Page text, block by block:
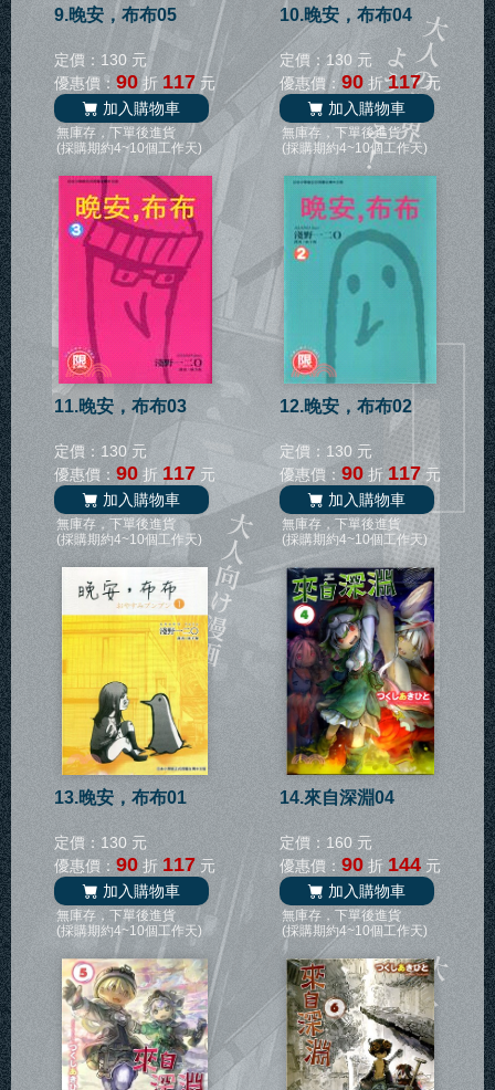
9.晚安，布布05
定價：130 元
優惠價： 90折 117 元
加入購物車
無庫存，下單後進貨
(採購期約4~10個工作天)
10.晚安，布布04
定價：130 元
優惠價： 90 折117元
加入購物車
無庫存，下單後進貨
(採購期約4~10個工作天)
11.晚安，布布03
定價：130 元
優惠價： 90 折 117 元
加入購物車
無庫存，下單後進貨
(採購期約4~10個工作天)
12.晚安，布布02
定價：130 元
優惠價： 90 折 117元
加入購物車
無庫存，下單後進貨
(採購期約4~10個工作天)
13.晚安，布布01
定價：130 元
優惠價： 90 折 117 元
加入購物車
無庫存，下單後進貨
(採購期約4~10個工作天)
14.來自深淵04
定價：160 元
優惠價： 90 折 144 元
加入購物車
無庫存，下單後進貨
(採購期約4~10個工作天)